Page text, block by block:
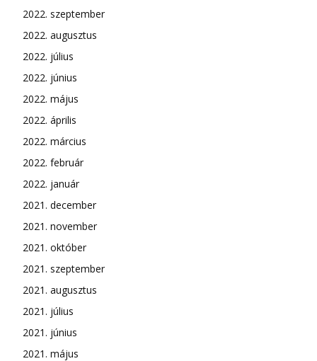
2022. szeptember
2022. augusztus
2022. július
2022. június
2022. május
2022. április
2022. március
2022. február
2022. január
2021. december
2021. november
2021. október
2021. szeptember
2021. augusztus
2021. július
2021. június
2021. május